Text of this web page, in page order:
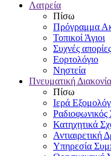
Λατρεία
Πίσω
Πρόγραμμα
Τοπικοί Άγιοι
Συχνές απορίες
Εορτολόγιο
Νηστεία
Πνευματική Διακονία
Πίσω
Ιερά
Ραδιοφωνικός
Κατηχητικά
Αντιαιρετική
Υπηρεσία